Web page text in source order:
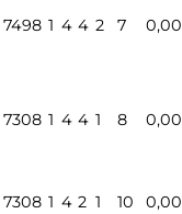
7498 1 4 4 2 7 0,00
7308 1 4 4 1 8 0,00
7308 1 4 2 1 10 0,00